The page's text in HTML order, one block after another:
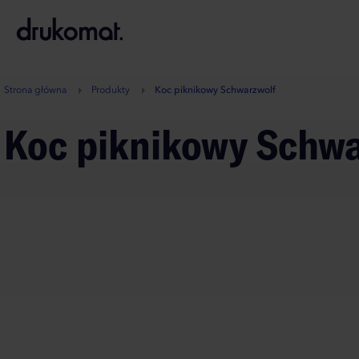
A
Strona główna Produkty Koc piknikowy Schwarzwolf
Koc piknikowy